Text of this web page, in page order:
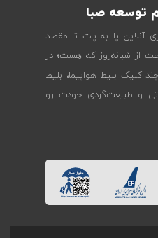
توسعه صبا
آنلاین پا به پات تا مقصد
از شبانه‌روز که هست؛ در
کلیک بلیط هواپیما، بلیط
و طبیعت‌گردی خودت رو